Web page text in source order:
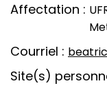
Affectation
Courriel
Site(s)